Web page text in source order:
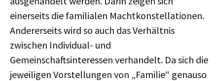
einerseits die familialen Machtkonstellationen.
Andererseits wird so auch das Verhältnis
zwischen Individual- und
Gemeinschaftsinteressen verhandelt. Da sich die
jeweiligen Vorstellungen von „Familie“ genauso